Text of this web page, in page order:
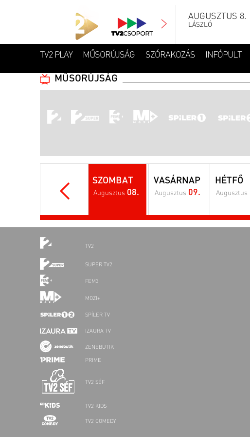
AUGUSZTUS 8.
LÁSZLÓ
TV2 PLAY MŰSORÚJSÁG SZÓRAKOZÁS INFÓPULT
MŰSORÚJSÁG
SZOMBAT
Augusztus 08.
VASÁRNAP
Augusztus 09.
HÉTFŐ
Augusztus
TV2
SUPER TV2
FEM3
MOZI+
SPÍLER TV
IZAURA TV
ZENEBUTIK
PRIME
TV2 SÉF
TV2 KIDS
TV2 COMEDY